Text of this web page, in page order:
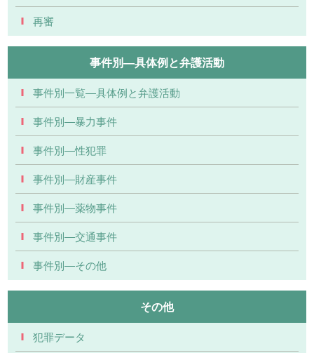
再審
事件別―具体例と弁護活動
事件別一覧―具体例と弁護活動
事件別―暴力事件
事件別―性犯罪
事件別―財産事件
事件別―薬物事件
事件別―交通事件
事件別―その他
その他
犯罪データ